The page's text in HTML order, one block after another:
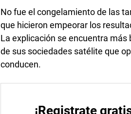
No fue el congelamiento de las
que hicieron empeorar los
La explicación se encuentra
de sus sociedades satélite que
conducen.
¡Registrate